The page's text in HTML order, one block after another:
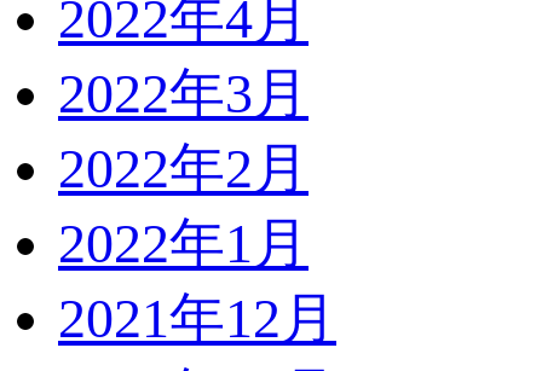
2022年4月
2022年3月
2022年2月
2022年1月
2021年12月